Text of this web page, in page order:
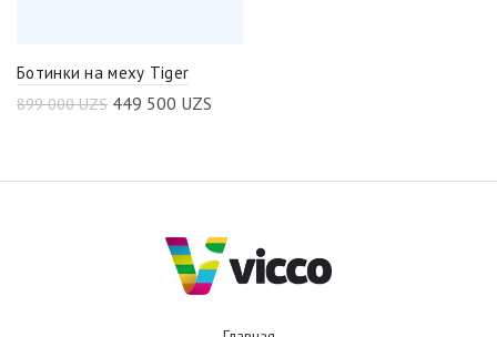
Ботинки на меху Tiger
899 000UZS 449 500 UZS